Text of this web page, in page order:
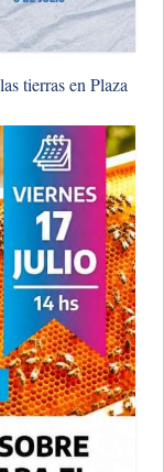
tierras en Plaza